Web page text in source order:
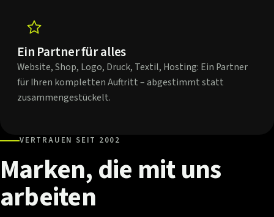
Ein Partner für alles
Website, Shop, Logo, Druck, Textil, Hosting: Ein Partner
für Ihren kompletten Auftritt – abgestimmt statt
zusammengestückelt.
VERTRAUEN SEIT 2002
Marken,die mituns
arbeiten